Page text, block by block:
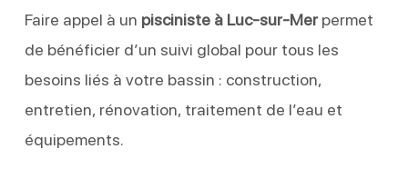
Faire appel à un pisciniste à Luc-sur-Merpermet
de bénéficier d’un suivi global pour tous les
besoins liés à votre bassin : construction,
entretien, rénovation, traitement de l’eau et
équipements.